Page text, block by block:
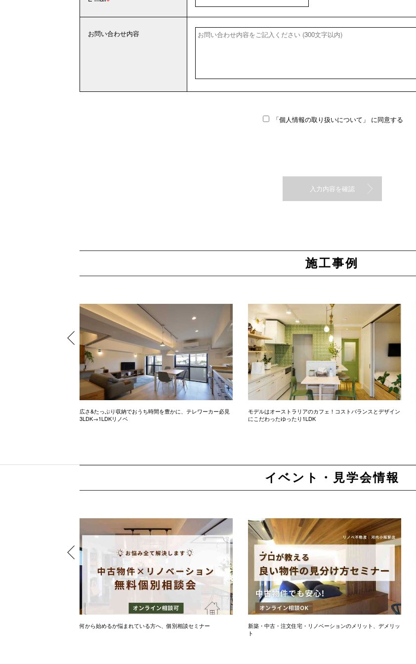
お問い合わせ内容
「個人情報の取り扱いについて」 に同意する
施工事例
広さ&たっぷり収納でおうち時間を豊かに、テレワーカー必見
3LDK→1LDKリノベ
モデルはオーストラリアのカフェ！コストバランスとデザイン
にこだわったゆったり1LDK
イベント・見学会情報
何から始めるか悩まれている方へ、個別相談セミナー
新築・中古・注文住宅・リノベーションのメリット、デメリッ
ト